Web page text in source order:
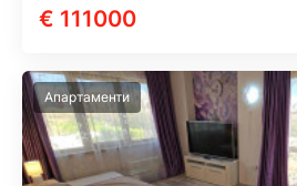
€ 111000
Апартаменти